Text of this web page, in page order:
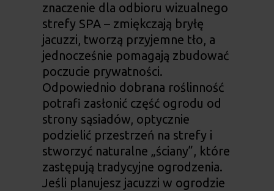
znaczenie dla odbioru wizualnego
strefy SPA – zmiękczają bryłę
jacuzzi, tworzą przyjemne tło, a
jednocześnie pomagają zbudować
poczucie prywatności.
Odpowiednio dobrana roślinność
potrafi zasłonić część ogrodu od
strony sąsiadów, optycznie
podzielić przestrzeń na strefy i
stworzyć naturalne „ściany”, które
zastępują tradycyjne ogrodzenia.
Jeśli planujesz jacuzzi w ogrodzie